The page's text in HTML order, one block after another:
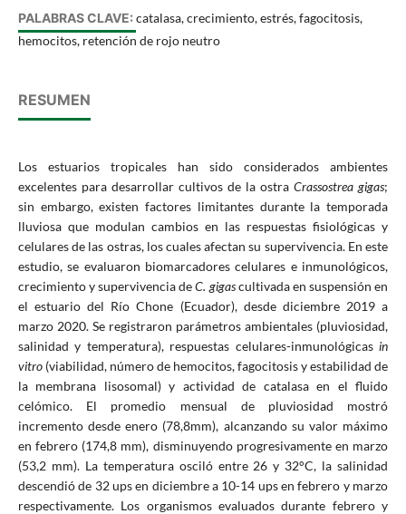
PALABRAS CLAVE: catalasa, crecimiento, estrés, fagocitosis,
hemocitos, retención de rojo neutro
RESUMEN
Los estuarios tropicales han sido considerados ambientes
excelentes para desarrollar cultivos de la ostra Crassostrea gigas;
sin embargo, existen factores limitantes durante la temporada
lluviosa que modulan cambios en las respuestas fisiológicas y
celulares de las ostras, los cuales afectan su supervivencia. En este
estudio, se evaluaron biomarcadores celulares e inmunológicos,
crecimiento y supervivencia deC. gigascultivada en suspensión en
el estuario del Río Chone (Ecuador), desde diciembre 2019 a
marzo 2020. Se registraron parámetros ambientales (pluviosidad,
salinidad y temperatura), respuestas celulares-inmunológicas in
vitro (viabilidad, número de hemocitos, fagocitosis y estabilidad de
la membrana lisosomal) y actividad de catalasa en el fluido
celómico. El promedio mensual de pluviosidad mostró
incremento desde enero (78,8mm), alcanzando su valor máximo
en febrero (174,8 mm), disminuyendo progresivamente en marzo
(53,2 mm). La temperatura osciló entre 26 y 32°C, la salinidad
descendió de 32 ups en diciembre a 10-14 ups en febrero y marzo
respectivamente. Los organismos evaluados durante febrero y